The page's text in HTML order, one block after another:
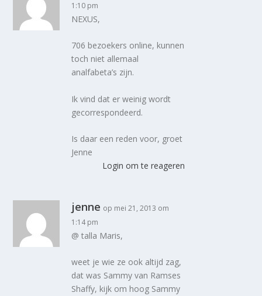
1:10 pm
NEXUS,
706 bezoekers online, kunnen
toch niet allemaal
analfabeta’s zijn.
Ik vind dat er weinig wordt
gecorrespondeerd.
Is daar een reden voor, groet
Jenne
Login om te reageren
jenne op mei 21, 2013 om
1:14 pm
@ talla Maris,
weet je wie ze ook altijd zag,
dat was Sammy van Ramses
Shaffy, kijk om hoog Sammy